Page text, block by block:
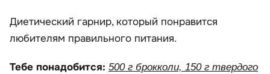
Диетический гарнир, который понравится
любителям правильного питания.
Тебе понадобится: 500 г брокколи, 150 г твердого